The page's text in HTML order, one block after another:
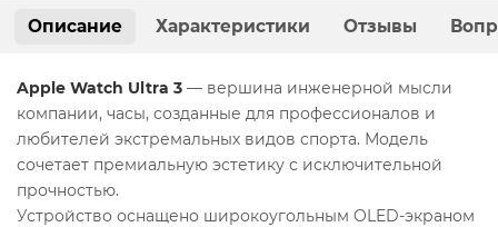
Описание Характеристики Отзывы
Apple Watch Ultra 3 — вершина инженерной мысли
компании, часы, созданные для профессионалов и
любителей экстремальных видов спорта. Модель
сочетает премиальную эстетику с исключительной
прочностью.
Устройство оснащено широкоугольным OLED-экраном